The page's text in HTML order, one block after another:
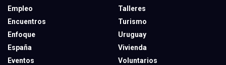
Empleo
Encuentros
Enfoque
España
Eventos
Talleres
Turismo
Uruguay
Vivienda
Voluntarios